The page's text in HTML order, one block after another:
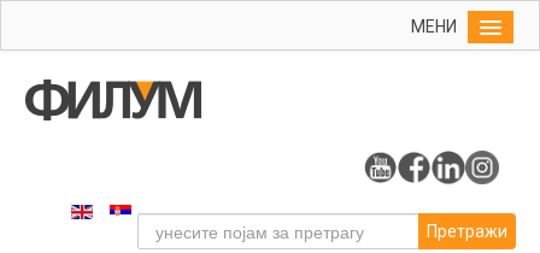
МЕНИ
Упис
Претражи